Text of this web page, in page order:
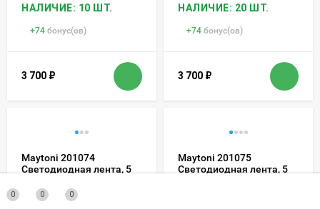
НАЛИЧИЕ: 10 ШТ.
+74 бонус(ов)
3 700 ₽
НАЛИЧИЕ: 20 ШТ.
+74 бонус(ов)
3 700 ₽
Maytoni 201074
Светодиодная лента, 5
серия ULTRA COB 24V
12Вт/м 1205Лм/м 2700К
Maytoni 201075
Светодиодная лента, 5
0 0 0